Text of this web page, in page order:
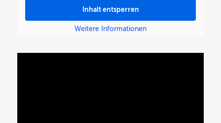
Inhalt entsperren
Weitere Informationen